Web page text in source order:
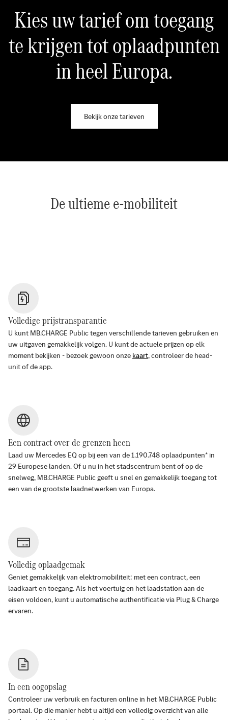
Kies uw tarief om toegang
te krijgen tot oplaadpunten
in heel Europa.
Bekijk onze tarieven
De ultieme e-mobiliteit
Volledige prijstransparantie
U kunt MB.CHARGE Public tegen verschillende tarieven gebruiken en
uw uitgaven gemakkelijk volgen. U kunt de actuele prijzen op elk
moment bekijken - bezoek gewoon onze kaart, controleer de head-
unit of de app.
Een contract over de grenzen heen
Laad uw Mercedes EQ op bij een van de1.190.748oplaadpunten* in
29 Europese landen. Of u nu in het stadscentrum bent of op de
snelweg, MB.CHARGE Public geeft u snel en gemakkelijk toegang tot
een van de grootste laadnetwerken van Europa.
Volledig oplaadgemak
Geniet gemakkelijk van elektromobiliteit: met een contract, een
laadkaart en toegang. Als het voertuig en het laadstation aan de
eisen voldoen, kunt u automatische authentificatie via Plug & Charge
ervaren.
In een oogopslag
Controleer uw verbruik en facturen online in het MB.CHARGE Public
portaal. Op die manier hebt u altijd een volledig overzicht van alle